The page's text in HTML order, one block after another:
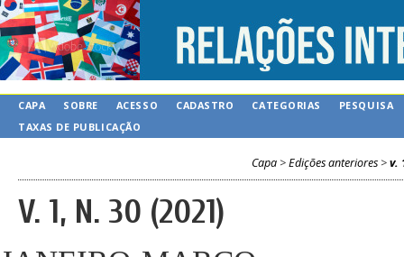
CAPA SOBRE ACESSO CADASTRO CATEGORIAS
PESQUISA
TAXAS DE PUBLICAÇÃO
Capa>Edições anteriores>v.
V. 1, N. 30 (2021)